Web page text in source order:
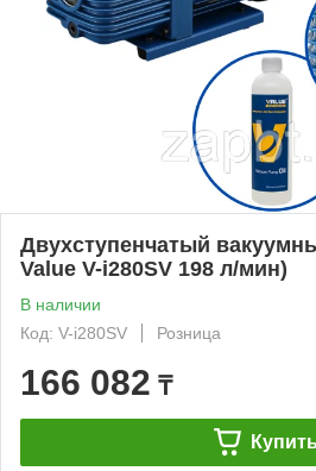
Двухступенчатый
Value V-i280SV 198 л/мин)
В наличии
Код: V-i280SV
Розница
166 082 ₸